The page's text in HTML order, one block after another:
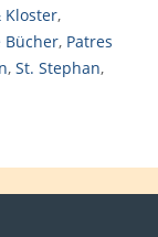
Kloster,
Bücher, Patres
, St. Stephan,